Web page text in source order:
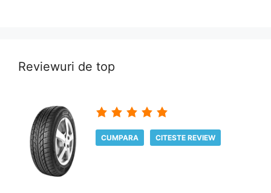
Reviewuri de top
CUMPARA CITESTE REVIEW